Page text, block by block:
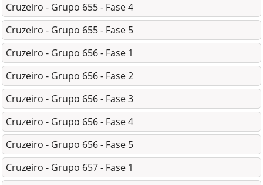
Cruzeiro - Grupo 655 - Fase 4
Cruzeiro - Grupo 655 - Fase 5
Cruzeiro - Grupo 656 - Fase 1
Cruzeiro - Grupo 656 - Fase 2
Cruzeiro - Grupo 656 - Fase 3
Cruzeiro - Grupo 656 - Fase 4
Cruzeiro - Grupo 656 - Fase 5
Cruzeiro - Grupo 657 - Fase 1